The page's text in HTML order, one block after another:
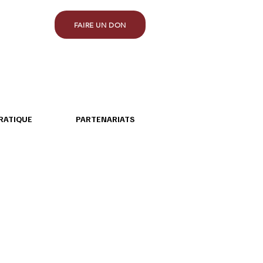
FAIRE UN DON
PARTENARIATS